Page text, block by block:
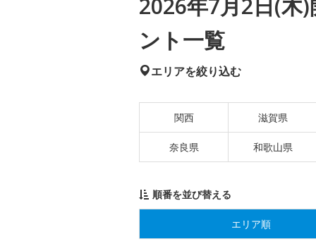
2026年7月2日(木
ント一覧
エリアを絞り込む
関西 滋賀県
奈良県 和歌山県
順番を並び替える
エリア順